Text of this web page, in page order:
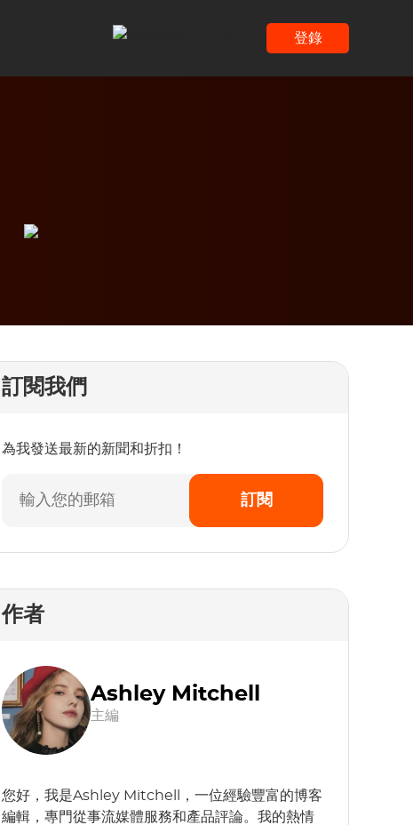
登錄
訂閱我們
為我發送最新的新聞和折扣！
訂閱
作者
Ashley Mitchell
主編
您好，我是Ashley Mitchell，一位經驗豐富的博客
編輯，專門從事流媒體服務和產品評論。我的熱情